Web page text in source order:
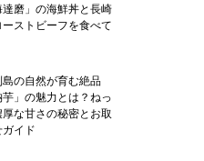
達磨」の海鮮丼と長崎
ーストビーフを食べて
島の自然が育む絶品
芋」の魅力とは？ねっ
厚な甘さの秘密とお取
ガイド